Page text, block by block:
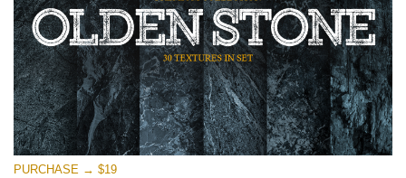
Large 6000*4000px
Entire Collection
(1783 Overlays)
Large 6000*4000px
Descarga gratis
PURCHASE → $19